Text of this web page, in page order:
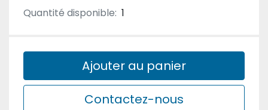
Quantité disponible: 1
Ajouter au panier
Contactez-nous